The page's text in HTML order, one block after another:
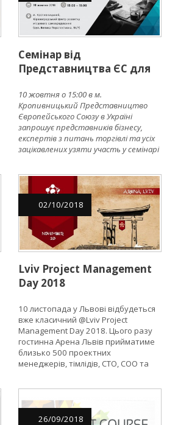
Семінар від
Представництва ЄС для
Кропивницького та
Кіровоградської області
«Як знайти бізнес-
партнера в
Європейському Союзі?»
10 жовтня о 15:00 в м.
Кропивницький Представництво
Європейського Союзу в Україні
запрошує представників бізнесу,
експертів з питань торгівлі та усіх
зацікавлених узяти участь у семінарі
партнерів у Європі та підвищити
свою конкурентоспроможність на
ринку ЄС.
02/10/2018
Lviv Project Management
Day 2018
10 листопада у Львові відбудеться
вже класичний @Lviv Project
Management Day 2018. Цього разу
гостинна Арена Львів прийматиме
близько 500 проектних
менеджерів, тімлідів, СTO, COO та
на 6 потоках конференції.
26/09/2018